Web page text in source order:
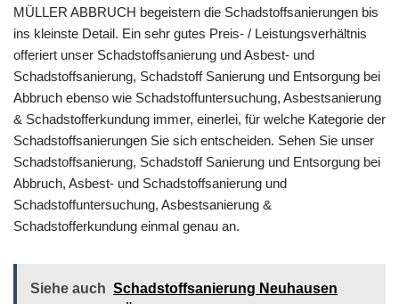
MÜLLER ABBRUCH begeistern die Schadstoffsanierungen bis
ins kleinste Detail. Ein sehr gutes Preis- / Leistungsverhältnis
offeriert unser Schadstoffsanierung und Asbest- und
Schadstoffsanierung, Schadstoff Sanierung und Entsorgung bei
Abbruch ebenso wie Schadstoffuntersuchung, Asbestsanierung
& Schadstofferkundung immer, einerlei, für welche Kategorie der
Schadstoffsanierungen Sie sich entscheiden. Sehen Sie unser
Schadstoffsanierung, Schadstoff Sanierung und Entsorgung bei
Abbruch, Asbest- und Schadstoffsanierung und
Schadstoffuntersuchung, Asbestsanierung &
Schadstofferkundung einmal genau an.
Siehe auch Schadstoffsanierung Neuhausen